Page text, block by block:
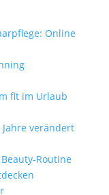
Online
fit im Urlaub
verändert
Routine